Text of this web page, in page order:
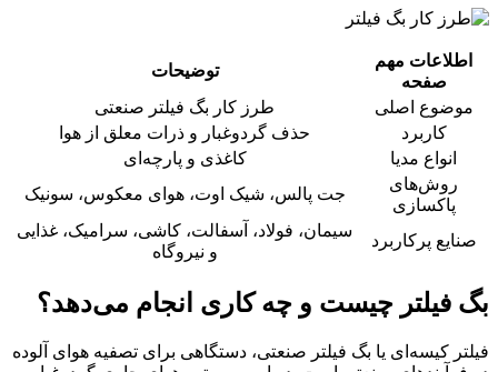
اطلاعات مهم
صفحه
توضیحات
موضوع اصلی
طرز کار بگ فیلتر صنعتی
کاربرد
حذف گردوغبار و ذرات معلق از هوا
انواع مدیا
کاغذی و پارچه‌ای
روش‌های
پاکسازی
جت پالس، شیک اوت، هوای معکوس، سونیک
صنایع پرکاربرد
سیمان، فولاد، آسفالت، کاشی، سرامیک، غذایی
و نیروگاه
بگ فیلتر چیست و چه کاری انجام می‌دهد؟
فیلتر کیسه‌ای یا بگ فیلتر صنعتی، دستگاهی برای تصفیه هوای آلوده